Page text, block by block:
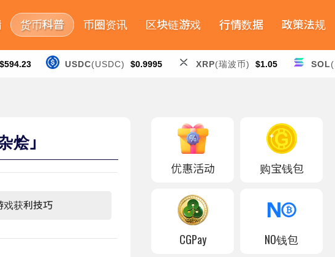
货币科普 币圈资讯 区块链游戏 行情数据 政策法规
$594.23 USDC(USDC) $0.9995 XRP(瑞波币) $1.05 SOL
」
戏获利技巧
优惠活动 购宝钱包
CGPay NO钱包